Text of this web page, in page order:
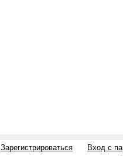
Зарегистрироваться Вход с